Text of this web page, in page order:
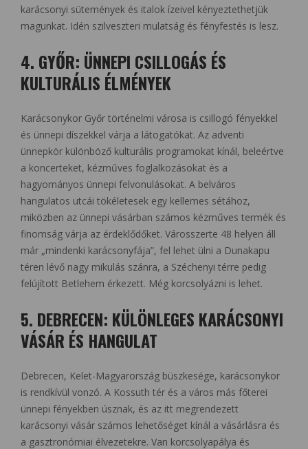
karácsonyi sütemények és italok ízeivel kényeztethetjük
magunkat. Idén szilveszteri mulatság és fényfestés is lesz.
4. GYŐR: ÜNNEPI CSILLOGÁS ÉS
KULTURÁLIS ÉLMÉNYEK
Karácsonykor Győr történelmi városa is csillogó fényekkel
és ünnepi díszekkel várja a látogatókat. Az adventi
ünnepkör különböző kulturális programokat kínál, beleértve
a koncerteket, kézműves foglalkozásokat és a
hagyományos ünnepi felvonulásokat. A belváros
hangulatos utcái tökéletesek egy kellemes sétához,
miközben az ünnepi vásárban számos kézműves termék és
finomság várja az érdeklődőket. Városszerte 48 helyen áll
már „mindenki karácsonyfája”, fel lehet ülni a Dunakapu
téren lévő nagy mikulás szánra, a Széchenyi térre pedig
felújított Betlehem érkezett. Még korcsolyázni is lehet.
5. DEBRECEN: KÜLÖNLEGES KARÁCSONYI
VÁSÁR ÉS HANGULAT
Debrecen, Kelet-Magyarország büszkesége, karácsonykor
is rendkívül vonzó. A Kossuth tér és a város más főterei
ünnepi fényekben úsznak, és az itt megrendezett
karácsonyi vásár számos lehetőséget kínál a vásárlásra és
a gasztronómiai élvezetekre. Van korcsolyapálya és